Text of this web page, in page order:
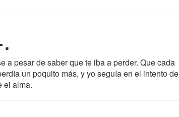
a pesar de saber que te iba a perder. Que cada
un poquito más, y yo seguía en el intento de
el alma.